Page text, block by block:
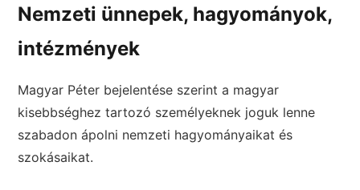
Nemzeti ünnepek, hagyományok,
intézmények
Magyar Péter bejelentése szerint a magyar
kisebbséghez tartozó személyeknek joguk lenne
szabadon ápolni nemzeti hagyományaikat és
szokásaikat.